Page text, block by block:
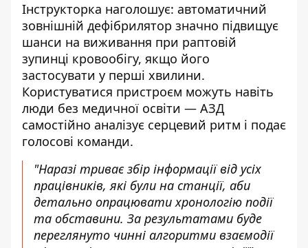
Інструкторка наголошує: автоматичний
зовнішній дефібрилятор значно підвищує
шанси на виживання при раптовій
зупинці кровообігу, якщо його
застосувати у перші хвилини.
Користуватися пристроєм можуть навіть
люди без медичної освіти — АЗД
самостійно аналізує серцевий ритм і подає
голосові команди.
"Наразі триває збір інформації від усіх
працівників, які були на станції, аби
детально опрацювати хронологію події
та обставини. За результатами буде
переглянуто чинні алгоритми взаємодії